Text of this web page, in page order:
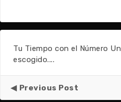
Tu Tiempo con el Número
escogido....
Previous Post